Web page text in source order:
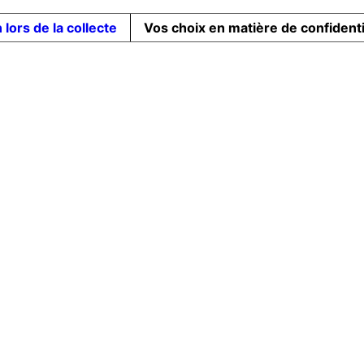
lors de la collecte Vos choix en matière de